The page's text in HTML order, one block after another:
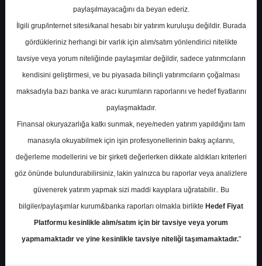
İntegral Yatırım, ARCLK-Arçelik için hedef
fiyatını 164 TL'den 202 TL'ye yükseltti.
S.No Dosya Adı İndir
1
integral-yatirim-arcelik-hedef-
fiyat-tahmini-5503445
İlgili
Dosyayı
paylaşılmayacağını da beyan ederiz.
İlgili grup/internet sitesi/kanal hesabı bir yatırım kuruluşu değildir. Burada
gördükleriniz herhangi bir varlık için alım/satım yönlendirici nitelikte
tavsiye veya yorum niteliğinde paylaşımlar değildir, sadece yatırımcıların
kendisini geliştirmesi, ve bu piyasada bilinçli yatırımcıların çoğalması
maksadıyla bazı banka ve aracı kurumların raporlarını ve hedef fiyatlarını
paylaşmaktadır.
Finansal okuryazarlığa katkı sunmak, neye/neden yatırım yapıldığını tam
manasıyla okuyabilmek için işin profesyonellerinin bakış açılarını,
değerleme modellerini ve bir şirketi değerlerken dikkate aldıkları kriterleri
göz önünde bulundurabilirsiniz, lakin yalnızca bu raporlar veya analizlere
güvenerek yatırım yapmak sizi maddi kayıplara uğratabilir.. Bu
bilgiler/paylaşımlar kurum&banka raporları olmakla birlikte Hedef Fiyat
Platformu kesinlikle alım/satım için bir tavsiye veya yorum
yapmamaktadır ve yine kesinlikle tavsiye niteliği taşımamaktadır."